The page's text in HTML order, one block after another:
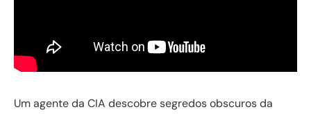
Um agente da CIA descobre segredos obscuros da